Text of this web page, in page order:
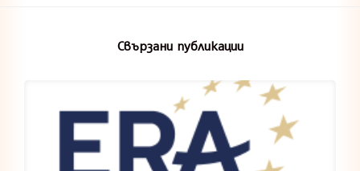
Свързани публикации